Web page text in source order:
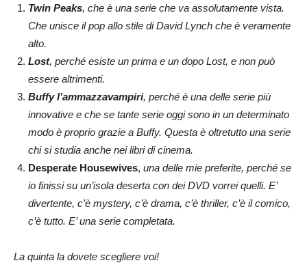
Twin Peaks, che è una serie che va assolutamente vista.
Che unisce il pop allo stile di David Lynch che è veramente
alto.
Lost, perché esiste un prima e un dopo Lost, e non può
essere altrimenti.
Buffy l’ammazzavampiri, perché è una delle serie più
innovative e che se tante serie oggi sono in un determinato
modo è proprio grazie a Buffy. Questa è oltretutto una serie
chi si studia anche nei libri di cinema.
Desperate Housewives, una delle mie preferite, perché se
io finissi su un’isola deserta con dei DVD vorrei quelli. E’
divertente, c’è mystery, c’è drama, c’è thriller, c’è il comico,
c’è tutto. E’ una serie completata.
La quinta la dovete scegliere voi!